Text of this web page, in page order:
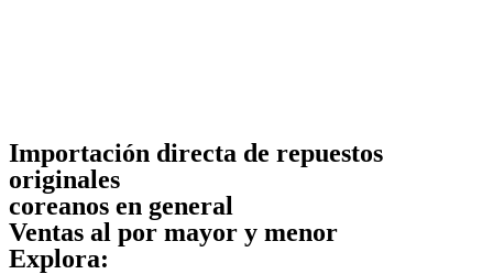
Importación directa de repuestos
originales
coreanos en general
Ventas al por mayor y menor
Explora: